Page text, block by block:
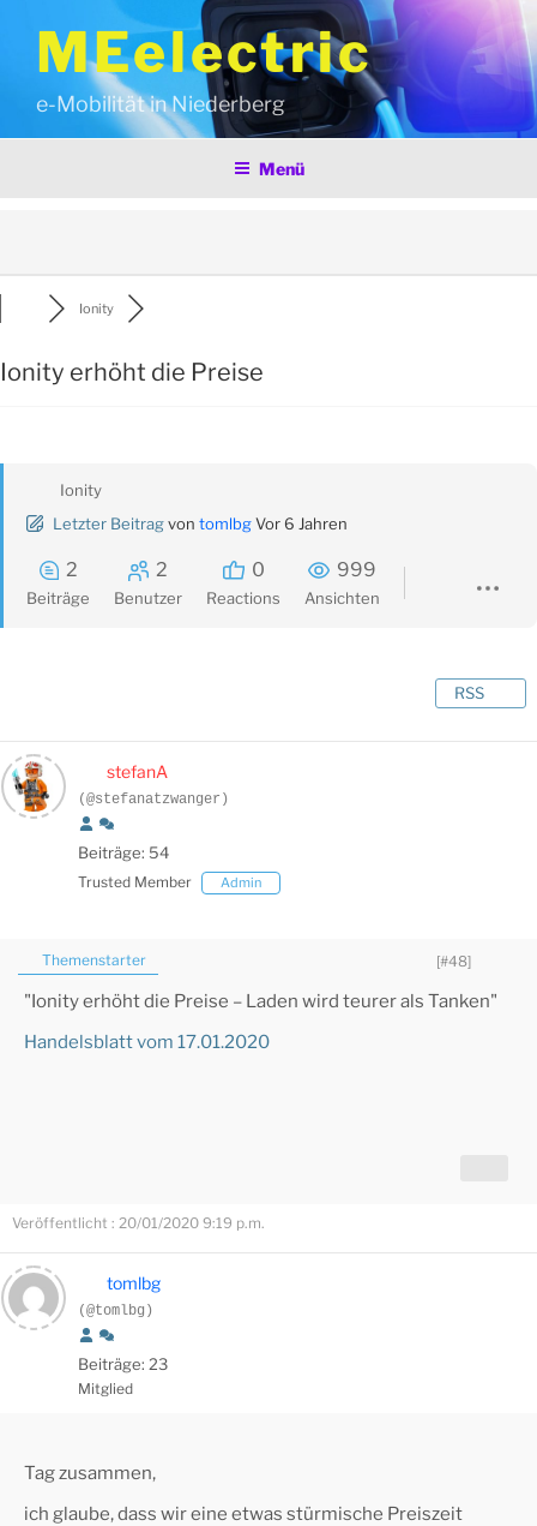
springenMEelectric
e-Mobilität in Niederberg
Menü
Ionity
Ionity erhöht die Preise
Ionity
Letzter Beitragvon tomlbgVor 6 Jahren
2
Beiträge
2
Benutzer
0
Reactions
999
Ansichten
RSS
stefanA
(@stefanatzwanger)
Beiträge: 54
Trusted Member Admin
Themenstarter [#48]
"Ionity erhöht die Preise – Laden wird teurer als Tanken"
Handelsblatt vom 17.01.2020
Veröffentlicht : 20/01/2020 9:19 p.m.
tomlbg
(@tomlbg)
Beiträge: 23
Mitglied
Tag zusammen,
ich glaube, dass wir eine etwas stürmische Preiszeit